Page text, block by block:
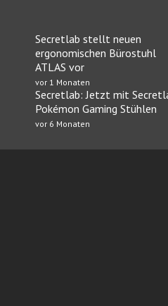
Secretlab stellt neuen
ergonomischen Bürostuhl
ATLAS vor
vor 1 Monaten
Secretlab: Jetzt mit
Pokémon Gaming Stühlen
vor 6 Monaten